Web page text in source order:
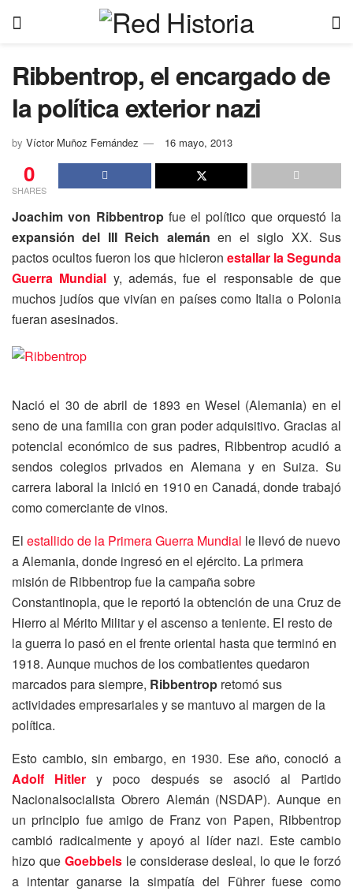
Ribbentrop, el encargado de
la política exterior nazi
by Víctor Muñoz Fernández 16 mayo, 2013
0
SHARES
Joachim von Ribbentropfue el político que orquestó la
expansión del III Reich alemán en el siglo XX. Sus
pactos ocultos fueron los que hicieron estallar la Segunda
Guerra Mundial y, además, fue el responsable de que
muchos judíos que vivían en países como Italia o Polonia
fueran asesinados.
Nació el 30 de abril de 1893 en Wesel (Alemania) en el
seno de una familia con gran poder adquisitivo. Gracias al
potencial económico de sus padres, Ribbentrop acudió a
sendos colegios privados en Alemana y en Suiza. Su
carrera laboral la inició en 1910 en Canadá, donde trabajó
como comerciante de vinos.
El estallido de la Primera Guerra Mundial le llevó de nuevo
a Alemania, donde ingresó en el ejército. La primera
misión de Ribbentrop fue la campaña sobre
Constantinopla, que le reportó la obtención de una Cruz de
Hierro al Mérito Militar y el ascenso a teniente. El resto de
la guerra lo pasó en el frente oriental hasta que terminó en
1918. Aunque muchos de los combatientes quedaron
marcados para siempre, Ribbentrop retomó sus
actividades empresariales y se mantuvo al margen de la
política.
Esto cambio, sin embargo, en 1930. Ese año, conoció a
Adolf Hitler y poco después se asoció al Partido
Nacionalsocialista Obrero Alemán (NSDAP). Aunque en
un principio fue amigo de Franz von Papen, Ribbentrop
cambió radicalmente y apoyó al líder nazi. Este cambio
hizo que Goebbelsle considerase desleal, lo que le forzó
a intentar ganarse la simpatía del Führer fuese como